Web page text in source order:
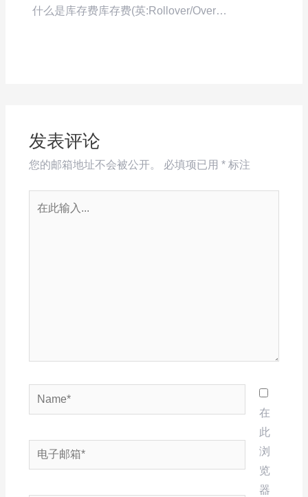
什么是库存费库存费(英:Rollover/Over…
发表评论
您的邮箱地址不会被公开。 必填项已用 *标注
Name*
电
子
在
此
浏
览
器